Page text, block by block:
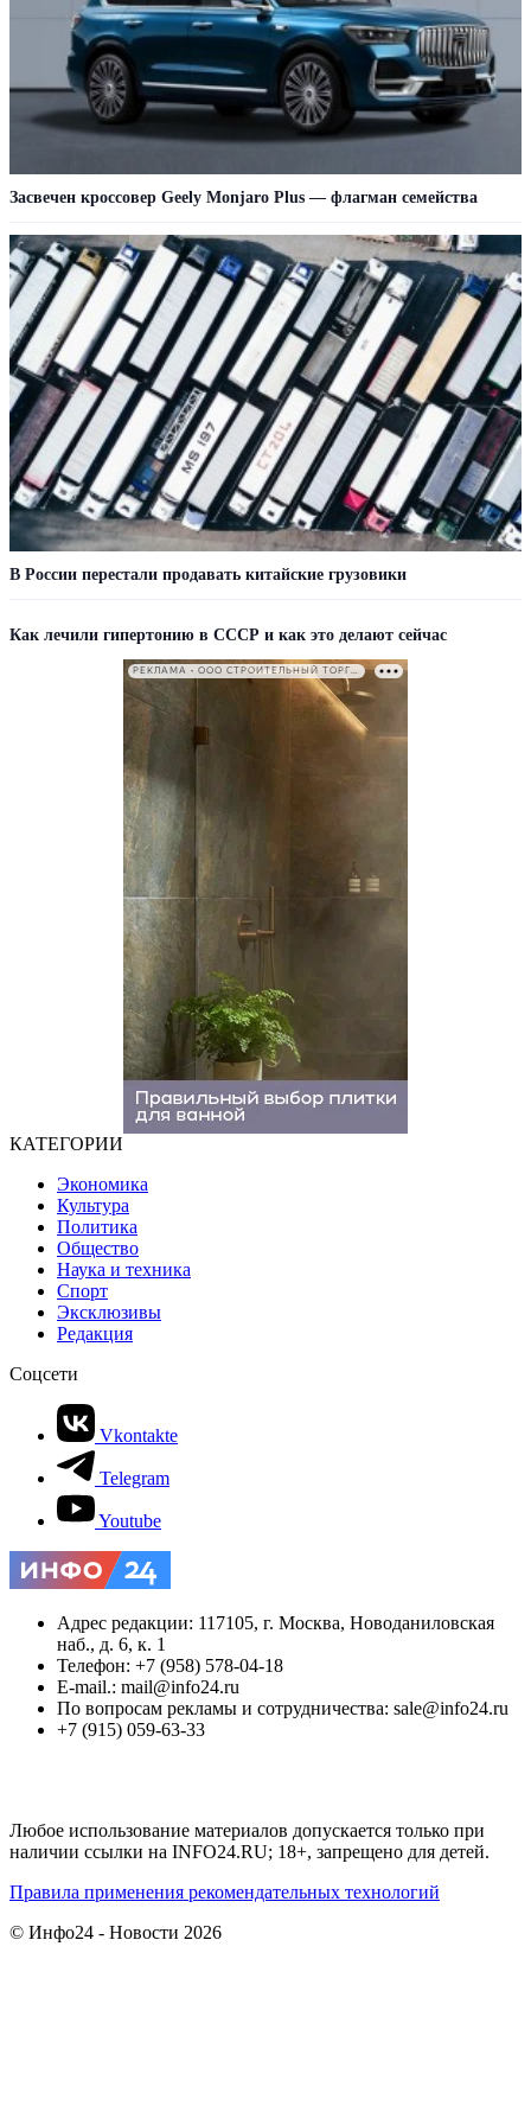
Засвечен кроссовер Geely Monjaro Plus — флагман семейства
В России перестали продавать китайские грузовики
Как лечили гипертонию в СССР и как это делают сейчас
РЕКЛАМА • ООО СТРОИТЕЛЬНЫЙ ТОРГОВЫЙ ДОМ «ПЕТРОВИЧ». ИНН: 7802348846
КАТЕГОРИИ
Экономика
Культура
Политика
Общество
Наука и техника
Спорт
Эксклюзивы
Редакция
Соцсети
Vkontakte
Telegram
Youtube
Адрес редакции: 117105, г. Москва, Новоданиловская
наб., д. 6, к. 1
Телефон: +7 (958) 578-04-18
E-mail.: mail@info24.ru
По вопросам рекламы и сотрудничества: sale@info24.ru
+7 (915) 059-63-33
Любое использование материалов допускается только при
наличии ссылки на INFO24.RU; 18+, запрещено для детей.
Правила применения рекомендательных технологий
© Инфо24 - Новости 2026